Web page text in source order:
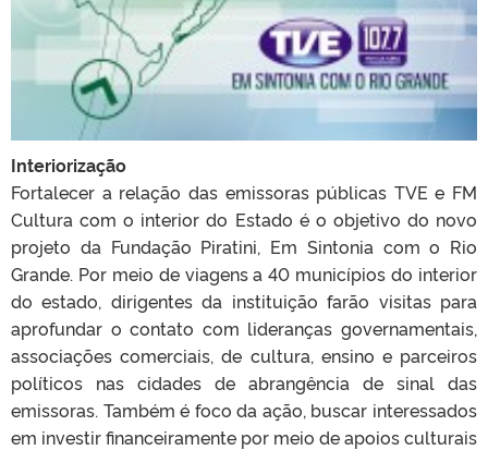
Interiorização
Fortalecer a relação das emissoras públicas TVE e FM
Cultura com o interior do Estado é o objetivo do novo
projeto da Fundação Piratini, Em Sintonia com o Rio
Grande. Por meio de viagens a 40 municípios do interior
do estado, dirigentes da instituição farão visitas para
aprofundar o contato com lideranças governamentais,
associações comerciais, de cultura, ensino e parceiros
políticos nas cidades de abrangência de sinal das
emissoras. Também é foco da ação, buscar interessados
em investir financeiramente por meio de apoios culturais